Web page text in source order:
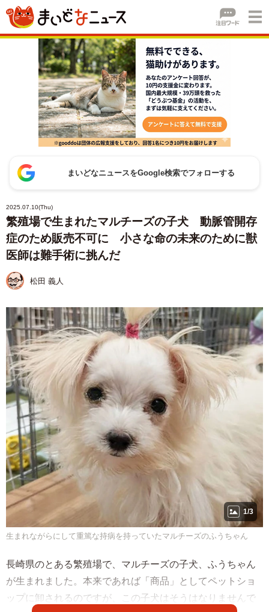
まいどなニュースをGoogle検索でフォローする
2025.07.10(Thu)
繁殖場で生まれたマルチーズの子犬 動脈管開存
症のため販売不可に 小さな命の未来のために獣
医師は難手術に挑んだ
松田 義人
1/3
生まれながらにして重篤な持病を持っていたマルチーズのふうちゃん
長崎県のとある繁殖場で、マルチーズの子犬、ふうちゃん
が生まれました。本来であれば「商品」としてペットショ
ップに卸されるのですが、この子犬はそうはなりませんで